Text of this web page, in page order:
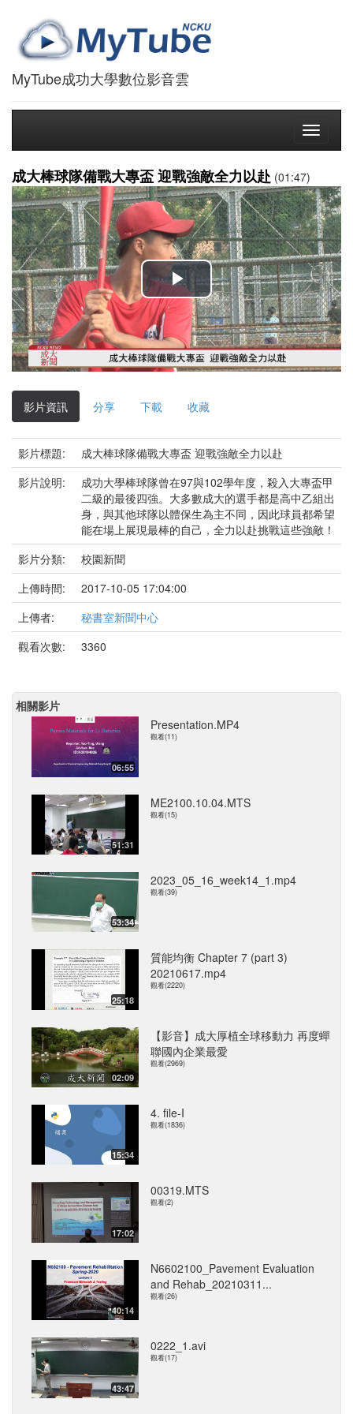
MyTube成功大學數位影音雲
Toggle
成大棒球隊備戰大專盃 迎戰強敵全力以赴 (01:47)
播
放
影
片
影片資訊 分享 下載 收藏
影片標題:
成大棒球隊備戰大專盃 迎戰強敵全力以赴
影片說明:
成功大學棒球隊曾在97與102學年度，殺入大專盃甲
二級的最後四強。大多數成大的選手都是高中乙組出
身，與其他球隊以體保生為主不同，因此球員都希望
能在場上展現最棒的自己，全力以赴挑戰這些強敵！
影片分類:
校園新聞
上傳時間:
2017-10-05 17:04:00
上傳者:
秘書室新聞中心
觀看次數:
3360
相關影片
06:55
Presentation.MP4
觀看(11)
51:31
ME2100.10.04.MTS
觀看(15)
53:34
2023_05_16_week14_1.mp4
觀看(39)
25:18
質能均衡 Chapter 7 (part 3)
20210617.mp4
觀看(2220)
02:09
【影音】成大厚植全球移動力 再度蟬
聯國內企業最愛
觀看(2969)
15:34
4. file-I
觀看(1836)
17:02
00319.MTS
觀看(2)
40:14
N6602100_Pavement Evaluation
and Rehab_20210311...
觀看(26)
43:47
0222_1.avi
觀看(17)